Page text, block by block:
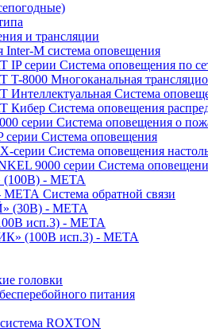
и трансляции
Inter-M система оповещения
IP серии Система оповещения по
T-8000 Многоканальная
Интеллектуальная Система
Кибер Система оповещения
серии Система оповещения о
серии Система оповещения
серии Система оповещения
9000 серии Система
- МЕТА
Система обратной связи
(30В) - МЕТА
исп.3) - МЕТА
(100В исп.3) - МЕТА
головки
питания
ROXTON